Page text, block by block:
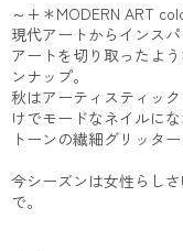
～+＊MODERN ART
現代アートからインス
アートを切り取ったよ
ンナップ。
秋はアーティスティッ
けでモードなネイルに
トーンの繊細グリッタ
今シーズンは女性らし
で。